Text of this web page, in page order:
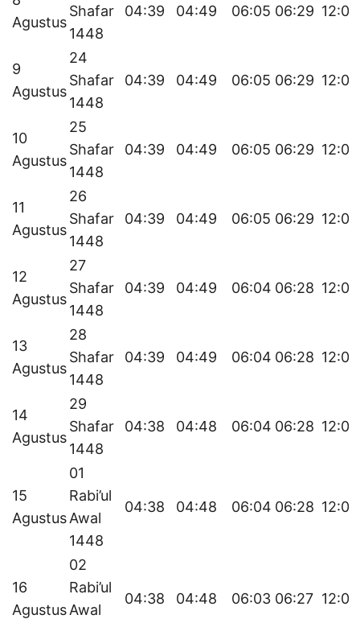
Agustus
Shafar
1448
04:39 04:49 06:05 06:29 12:07
9
Agustus
24
Shafar
1448
04:39 04:49 06:05 06:29 12:07
10
Agustus
25
Shafar
1448
04:39 04:49 06:05 06:29 12:07
11
Agustus
26
Shafar
1448
04:39 04:49 06:05 06:29 12:06
12
Agustus
27
Shafar
1448
04:39 04:49 06:04 06:28 12:06
13
Agustus
28
Shafar
1448
04:39 04:49 06:04 06:28 12:06
14
Agustus
29
Shafar
1448
04:38 04:48 06:04 06:28 12:06
15
Agustus
01
Rabi’ul
Awal
1448
04:38 04:48 06:04 06:28 12:06
16
Agustus
02
Rabi’ul
Awal
04:38 04:48 06:03 06:27 12:06